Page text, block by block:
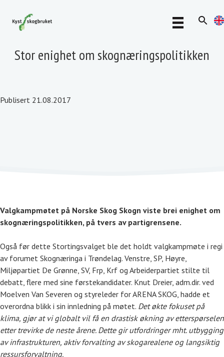
Stor enighet om skognæringspolitikken
Publisert 21.08.2017
Valgkampmøtet på Norske Skog Skogn viste brei enighet om
skognæringspolitikken, på tvers av partigrensene.
Også før dette Stortingsvalget ble det holdt valgkampmøte i regi
av forumet Skognæringa i Trøndelag. Venstre, SP, Høyre,
Miljøpartiet De Grønne, SV, Frp, Krf og Arbeiderpartiet stilte til
debatt, flere med sine førstekandidater. Knut Dreier, adm.dir. ved
Moelven Van Severen og styreleder for ARENA SKOG, hadde et
overordna blikk i sin innledning på møtet. Det økte fokuset på
klima, gjør at vi globalt vil få en drastisk økning av etterspørselen
etter trevirke de neste årene. Dette gir utfordringer mht. utbygging
av infrastrukturen, aktiv forvalting av skogarealene og langsiktig
ressursforvaltning.